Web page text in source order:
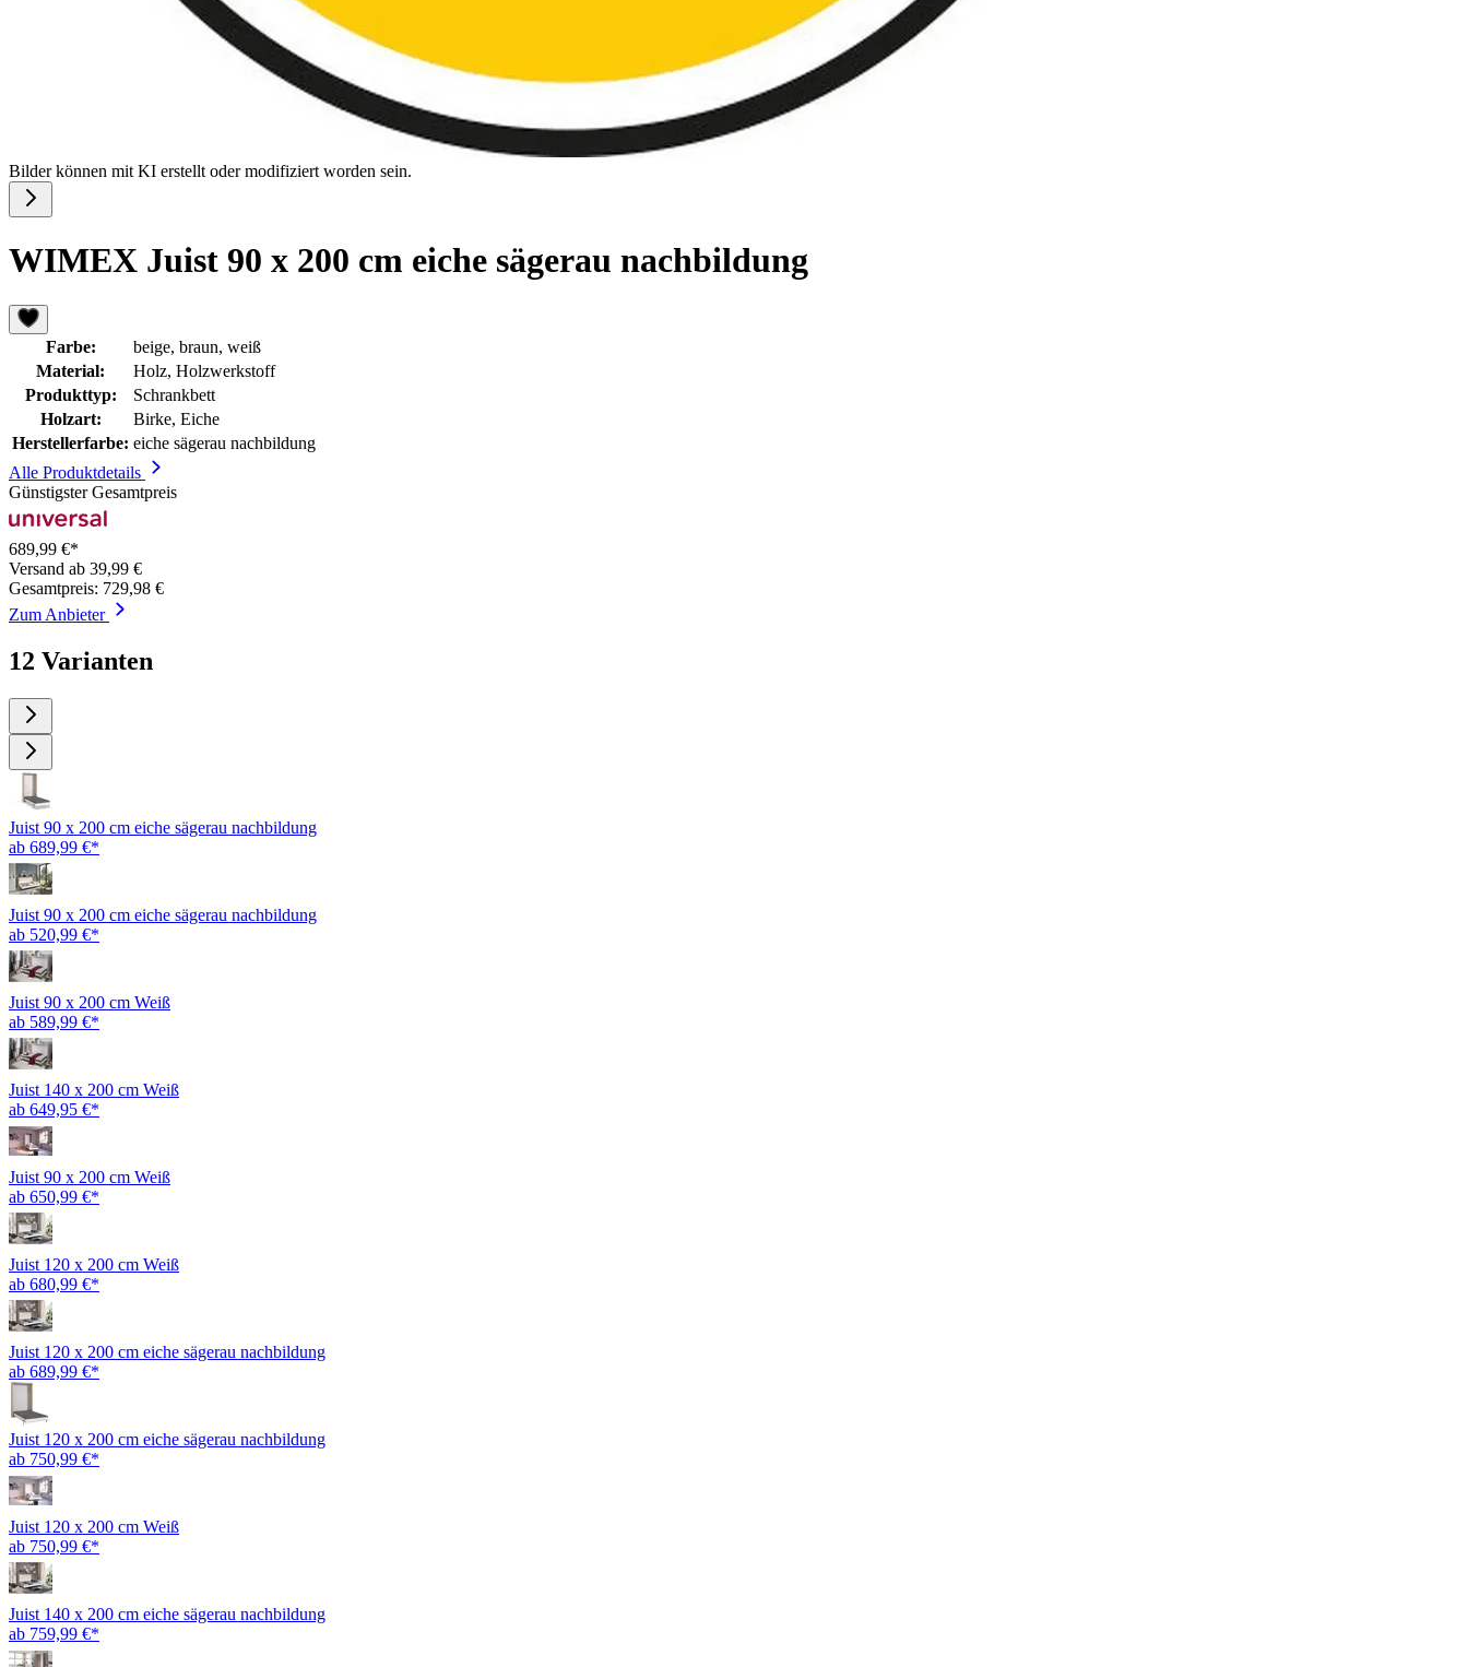
Bilder können mit KI erstellt oder modifiziert worden sein.
WIMEX Juist 90 x 200 cm eiche sägerau nachbildung
Farbe:
beige, braun, weiß
Material:
Holz, Holzwerkstoff
Produkttyp:
Schrankbett
Holzart:
Birke, Eiche
Herstellerfarbe: eiche sägerau nachbildung
Alle Produktdetails
Günstigster Gesamtpreis
689,99 €*
Versand ab 39,99 €
Gesamtpreis: 729,98 €
Zum Anbieter
12 Varianten
Juist 90 x 200 cm eiche sägerau nachbildung
ab 689,99 €*
Juist 90 x 200 cm eiche sägerau nachbildung
ab 520,99 €*
Juist 90 x 200 cm Weiß
ab 589,99 €*
Juist 140 x 200 cm Weiß
ab 649,95 €*
Juist 90 x 200 cm Weiß
ab 650,99 €*
Juist 120 x 200 cm Weiß
ab 680,99 €*
Juist 120 x 200 cm eiche sägerau nachbildung
ab 689,99 €*
Juist 120 x 200 cm eiche sägerau nachbildung
ab 750,99 €*
Juist 120 x 200 cm Weiß
ab 750,99 €*
Juist 140 x 200 cm eiche sägerau nachbildung
ab 759,99 €*